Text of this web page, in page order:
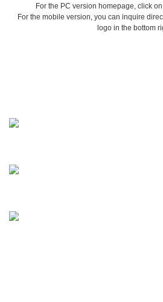
For the PC version homepage, click
For the mobile version, you can inquire
logo in the bottom